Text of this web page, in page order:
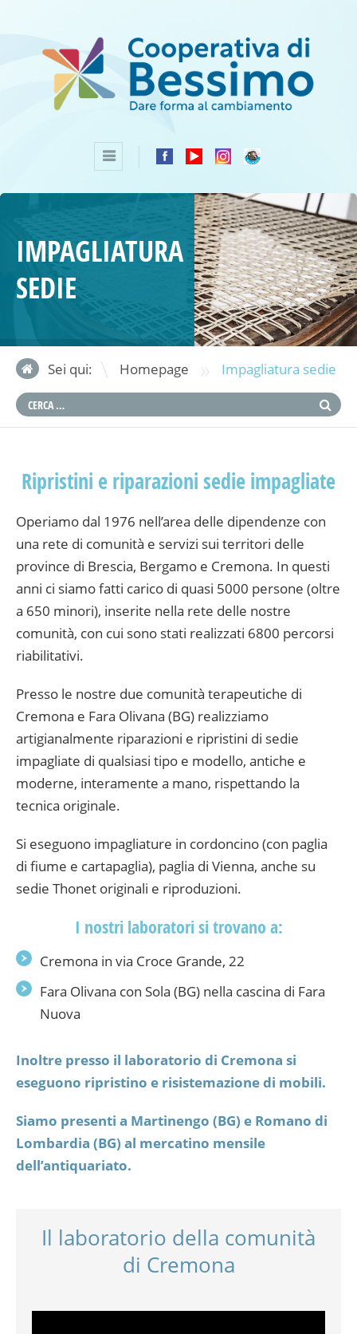
IMPAGLIATURA
SEDIE
Sei qui: Homepage » Impagliatura sedie
Ripristini e riparazioni sedie impagliate
Operiamo dal 1976 nell’area delle dipendenze con
una rete di comunità e servizi sui territori delle
province di Brescia, Bergamo e Cremona. In questi
anni ci siamo fatti carico di quasi 5000 persone (oltre
a 650 minori), inserite nella rete delle nostre
comunità, con cui sono stati realizzati 6800 percorsi
riabilitativi.
Presso le nostre due comunità terapeutiche di
Cremona e Fara Olivana (BG) realizziamo
artigianalmente riparazioni e ripristini di sedie
impagliate di qualsiasi tipo e modello, antiche e
moderne, interamente a mano, rispettando la
tecnica originale.
Si eseguono impagliature in cordoncino (con paglia
di fiume e cartapaglia), paglia di Vienna, anche su
sedie Thonet originali e riproduzioni.
I nostri laboratori si trovano a:
Cremona in via Croce Grande, 22
Fara Olivana con Sola (BG) nella cascina di Fara
Nuova
Inoltre presso il laboratorio di Cremona si
eseguono ripristino e risistemazione di mobili.
Siamo presenti a Martinengo (BG) e Romano di
Lombardia (BG) al mercatino mensile
dell’antiquariato.
Il laboratorio della comunità
di Cremona